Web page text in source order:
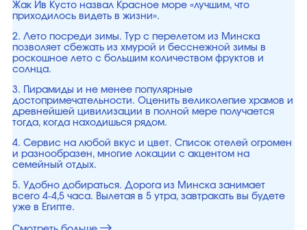
Жак Ив Кусто назвал Красное море «лучшим, что
приходилось видеть в жизни».
2. Лето посреди зимы. Тур с перелетом из Минска
позволяет сбежать из хмурой и бесснежной зимы в
роскошное лето с большим количеством фруктов и
солнца.
3. Пирамиды и не менее популярные
достопримечательности. Оценить великолепие храмов и
древнейшей цивилизации в полной мере получается
тогда, когда находишься рядом.
4. Сервис на любой вкус и цвет. Список отелей огромен
и разнообразен, многие локации с акцентом на
семейный отдых.
5. Удобно добираться. Дорога из Минска занимает
всего 4-4,5 часа. Вылетая в 5 утра, завтракать вы будете
уже в Египте.